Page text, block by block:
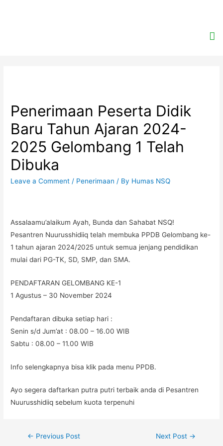
Penerimaan Peserta Didik
Baru Tahun Ajaran 2024-
2025 Gelombang 1 Telah
Dibuka
Leave a Comment / Penerimaan / By Humas NSQ
Assalaamu’alaikum Ayah, Bunda dan Sahabat NSQ!
Pesantren Nuurusshidiiq telah membuka PPDB Gelombang ke-
1 tahun ajaran 2024/2025 untuk semua jenjang pendidikan
mulai dari PG-TK, SD, SMP, dan SMA.
PENDAFTARAN GELOMBANG KE-1
1 Agustus – 30 November 2024
Pendaftaran dibuka setiap hari :
Senin s/d Jum’at : 08.00 – 16.00 WIB
Sabtu : 08.00 – 11.00 WIB
Info selengkapnya bisa klik pada menu PPDB.
Ayo segera daftarkan putra putri terbaik anda di Pesantren
Nuurusshidiiq sebelum kuota terpenuhi
← Previous Post Next Post →